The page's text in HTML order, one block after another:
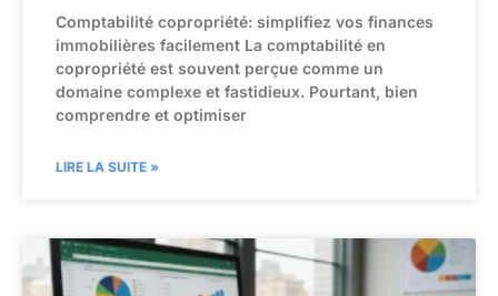
Comptabilité copropriété: simplifiez vos finances
immobilières facilement La comptabilité en
copropriété est souvent perçue comme un
domaine complexe et fastidieux. Pourtant, bien
comprendre et optimiser
LIRE LA SUITE »